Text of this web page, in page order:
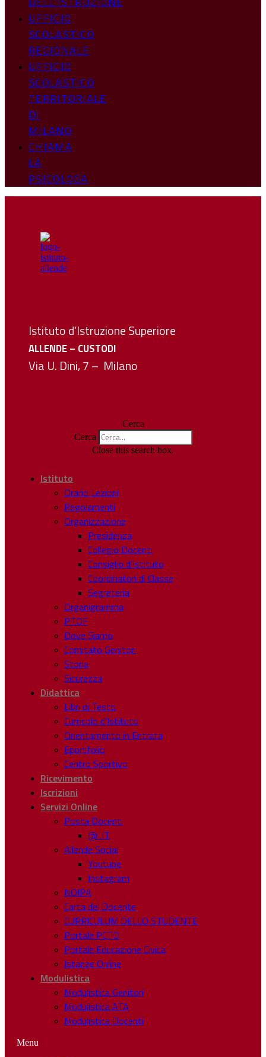
UFFICIO
SCOLASTICO
REGIONALE
UFFICIO
SCOLASTICO
TERRITORIALE
DI
MILANO
CHIAMA
LA
PSICOLOGA
Istituto d’Istruzione Superiore
ALLENDE – CUSTODI
Via U. Dini, 7 – Milano
Cerca
Cerca
Close this search box.
Istituto
Orario Lezioni
Regolamenti
Organizzazione
Presidenza
Collegio Docenti
Consiglio d’Istituto
Coordinatori di Classe
Segreteria
Organigramma
PTOF
Dove Siamo
Comitato Genitori
Storia
Sicurezza
Didattica
Libri di Testo
Curricolo d’Istituto
Orientamento in Entrata
Eportfolio
Centro Sportivo
Ricevimento
Iscrizioni
Servizi Online
Posta Docenti
@ .IT
Allende Social
Youtube
Instagram
NOIPA
Carta del Docente
CURRICULUM DELLO STUDENTE
Portale PCTO
Portale Educazione Civica
Istanze Online
Modulistica
Modulistica Genitori
Modulistica ATA
Modulistica Docenti
Menu